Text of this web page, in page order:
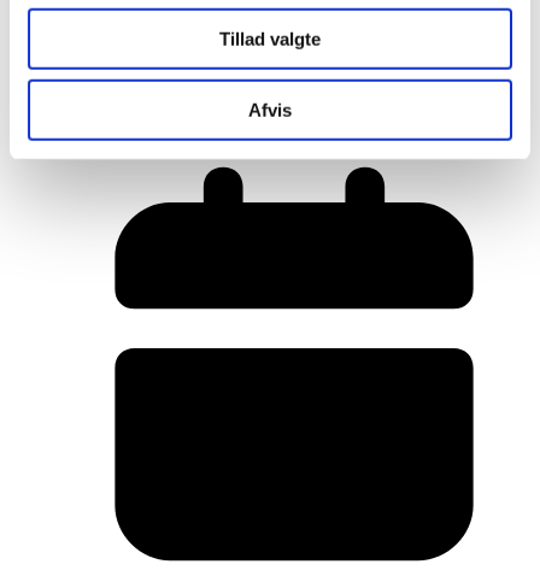
Tillad valgte
Afvis
Her er alle vinderne fra årets Danish
Rainbow Awards